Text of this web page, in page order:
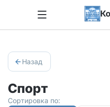
Назад
Спорт
Сортировка по: